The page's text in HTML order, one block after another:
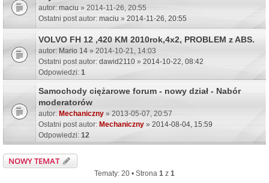
autor: maciu » 2014-11-26, 20:55
Ostatni post autor: maciu » 2014-11-26, 20:55
VOLVO FH 12 ,420 KM 2010rok,4x2, PROBLEM z ABS.
autor: Mario 14 » 2014-10-21, 14:03
Ostatni post autor: dawid2110 » 2014-10-22, 08:42
Odpowiedzi: 1
Samochody ciężarowe forum - nowy dział - Nabór
moderatorów
autor: Mechaniczny » 2013-05-07, 20:57
Ostatni post autor: Mechaniczny » 2014-08-04, 15:59
Odpowiedzi: 12
NOWY TEMAT
Tematy: 20 • Strona 1 z 1